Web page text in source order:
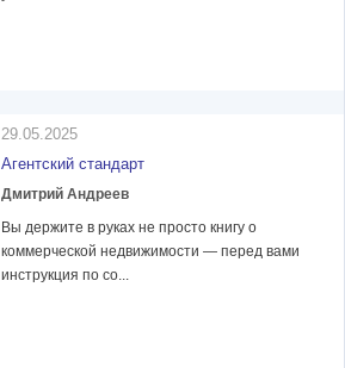
29.05.2025
Агентский стандарт
Дмитрий Андреев
Вы держите в руках не просто книгу о
коммерческой недвижимости — перед вами
инструкция по со...